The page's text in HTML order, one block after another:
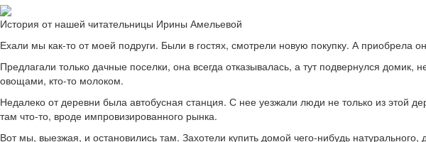
История от нашей читательницы Ирины Амельевой
Ехали мы как-то от моей подруги. Были в гостях, смотрели новую покупку. А приобрела
Предлагали только дачные поселки, она всегда отказывалась, а тут подвернулся
овощами, кто-то молоком.
Недалеко от деревни была автобусная станция. С нее уезжали люди не только из этой
там что-то, вроде импровизированного рынка.
Вот мы, выезжая, и остановились там. Захотели купить домой чего-нибудь